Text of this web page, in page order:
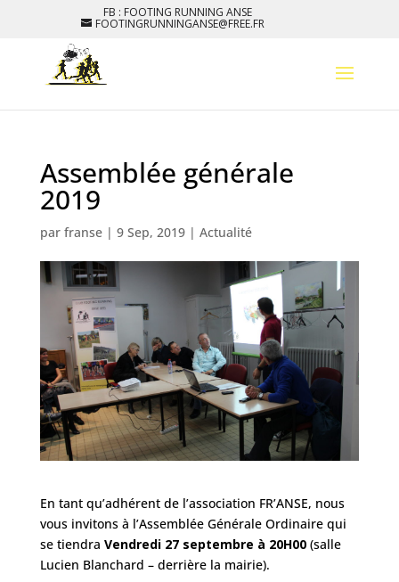
FB : FOOTING RUNNING ANSE
FOOTINGRUNNINGANSE@FREE.FR
Assemblée générale
2019
par franse| 9 Sep, 2019| Actualité
En tant qu’adhérent de l’association FR’ANSE, nous
vous invitons à l’Assemblée Générale Ordinaire qui
se tiendra Vendredi 27 septembre à 20H00(salle
Lucien Blanchard – derrière la mairie).